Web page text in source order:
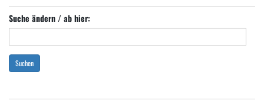
Suche ändern / ab hier:
Suchen